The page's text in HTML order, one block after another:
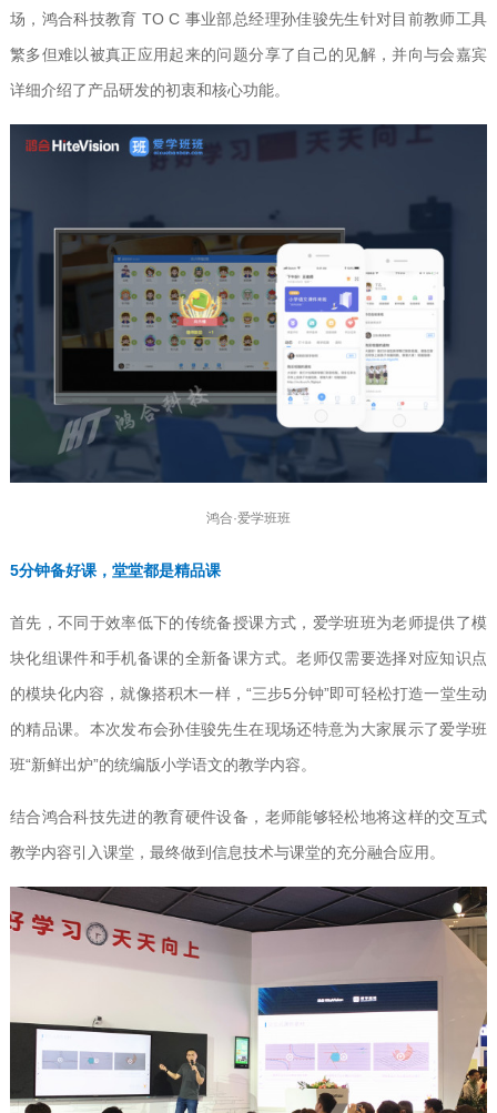
场，鸿合科技教育 TO C 事业部总经理孙佳骏先生针对目前教师工具
繁多但难以被真正应用起来的问题分享了自己的见解，并向与会嘉宾
详细介绍了产品研发的初衷和核心功能。
鸿合·爱学班班
5分钟备好课，堂堂都是精品课
首先，不同于效率低下的传统备授课方式，爱学班班为老师提供了模
块化组课件和手机备课的全新备课方式。老师仅需要选择对应知识点
的模块化内容，就像搭积木一样，“三步5分钟”即可轻松打造一堂生动
的精品课。本次发布会孙佳骏先生在现场还特意为大家展示了爱学班
班“新鲜出炉”的统编版小学语文的教学内容。
结合鸿合科技先进的教育硬件设备，老师能够轻松地将这样的交互式
教学内容引入课堂，最终做到信息技术与课堂的充分融合应用。